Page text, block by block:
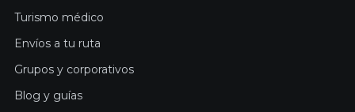
Turismo médico
Envíos a tu ruta
Grupos y corporativos
Blog y guías